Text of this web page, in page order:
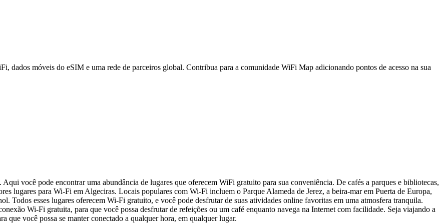
dados móveis do eSIM e uma rede de parceiros global. Contribua para a comunidade WiFi Map adicionando pontos de acesso na sua
você pode encontrar uma abundância de lugares que oferecem WiFi gratuito para sua conveniência. De cafés a parques e bibliotecas,
lugares para Wi-Fi em Algeciras. Locais populares com Wi-Fi incluem o Parque Alameda de Jerez, a beira-mar em Puerta de Europa,
Todos esses lugares oferecem Wi-Fi gratuito, e você pode desfrutar de suas atividades online favoritas em uma atmosfera tranquila.
Wi-Fi gratuita, para que você possa desfrutar de refeições ou um café enquanto navega na Internet com facilidade. Seja viajando a
você possa se manter conectado a qualquer hora, em qualquer lugar.